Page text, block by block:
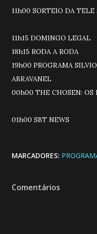
11h00
11h15
18h15
19h00 PROGRAMA
00h00 THE
01h00
MARCADORES:
Comentários